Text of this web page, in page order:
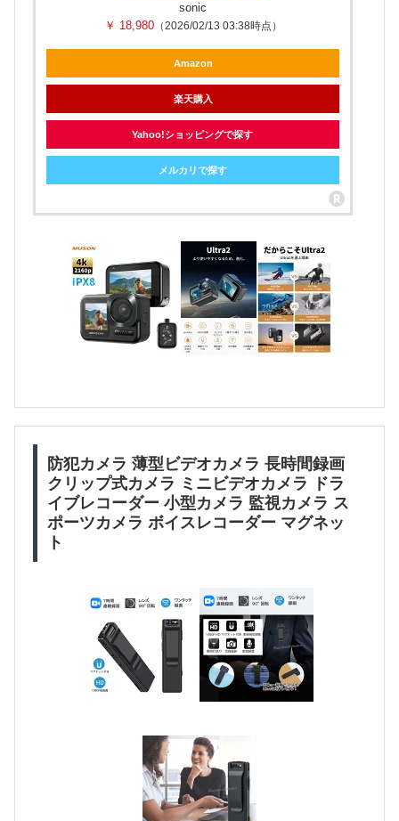
sonic
￥ 18,980（2026/02/13 03:38時点）
Amazon
楽天購入
Yahoo!ショッピングで探す
メルカリで探す
防犯カメラ 薄型ビデオカメラ 長時間録画
クリップ式カメラ ミニビデオカメラ ドラ
イブレコーダー 小型カメラ 監視カメラ ス
ポーツカメラ ボイスレコーダー マグネッ
ト